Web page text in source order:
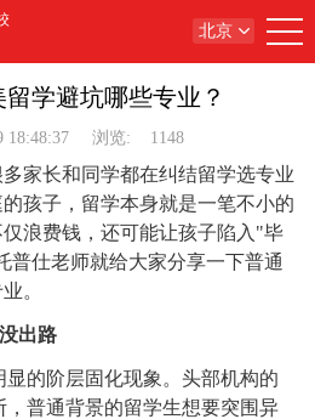
北京
学避坑哪些专业？
18:48:37 浏览: 1148
家长和同学都在纠结留学选专业
孩子，留学本身就是一笔不小的
浪费钱，还可能让孩子陷入"毕
普仕老师就给大家分享一下普通
。
出路
的阶层固化现象。头部机构的
普通背景的留学生想要突围异